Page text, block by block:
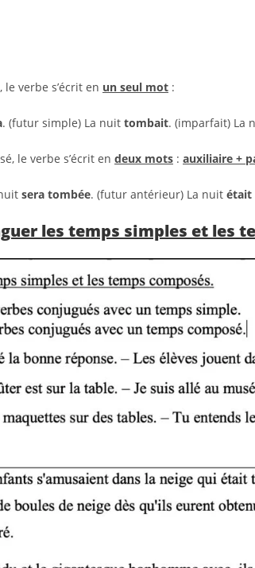
verbe s’écrit en un seul mot :
. (futur simple) La nuit tombait. (imparfait) La
le verbe s’écrit en deux mots : auxiliaire +
sera tombée. (futur antérieur) La nuit était
les temps simples et les